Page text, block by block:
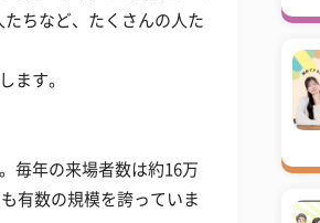
ちなど、たくさんの人た
ます。
毎年の来場者数は約16万
有数の規模を誇っていま